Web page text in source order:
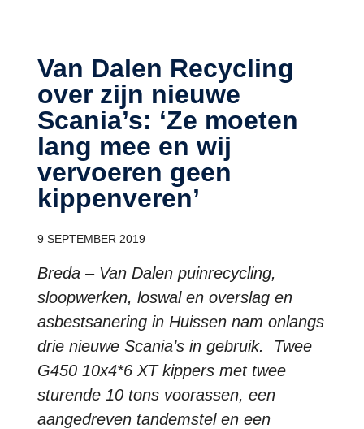
Van Dalen Recycling
over zijn nieuwe
Scania’s: ‘Ze moeten
lang mee en wij
vervoeren geen
kippenveren’
9 SEPTEMBER 2019
Breda – Van Dalen puinrecycling,
sloopwerken, loswal en overslag en
asbestsanering in Huissen nam onlangs
drie nieuwe Scania’s in gebruik. Twee
G450 10x4*6 XT kippers met twee
sturende 10 tons voorassen, een
aangedreven tandemstel en een